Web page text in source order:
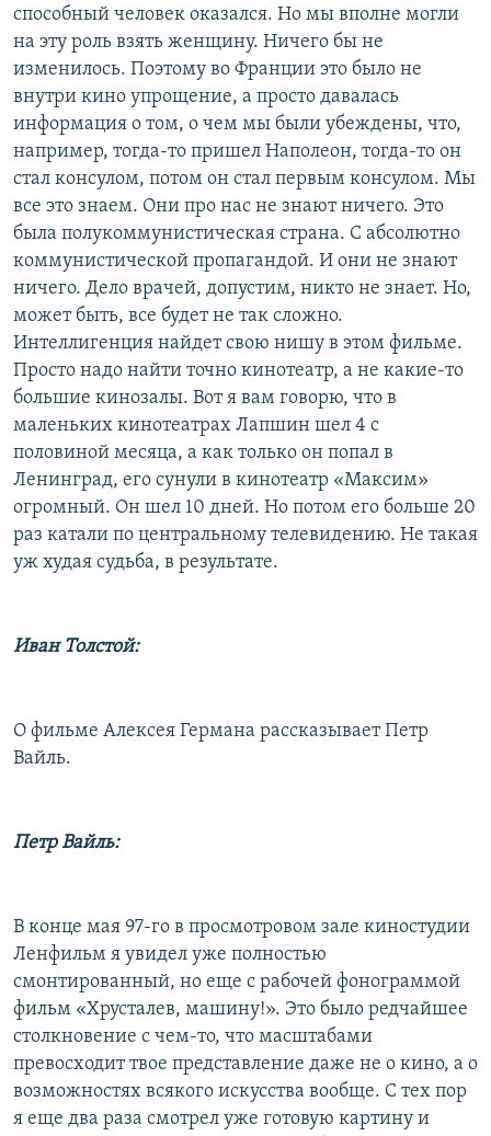
способный человек оказался. Но мы вполне могли
на эту роль взять женщину. Ничего бы не
изменилось. Поэтому во Франции это было не
внутри кино упрощение, а просто давалась
информация о том, о чем мы были убеждены, что,
например, тогда-то пришел Наполеон, тогда-то он
стал консулом, потом он стал первым консулом. Мы
все это знаем. Они про нас не знают ничего. Это
была полукоммунистическая страна. С абсолютно
коммунистической пропагандой. И они не знают
ничего. Дело врачей, допустим, никто не знает. Но,
может быть, все будет не так сложно.
Интеллигенция найдет свою нишу в этом фильме.
Просто надо найти точно кинотеатр, а не какие-то
большие кинозалы. Вот я вам говорю, что в
маленьких кинотеатрах Лапшин шел 4 с
половиной месяца, а как только он попал в
Ленинград, его сунули в кинотеатр «Максим»
огромный. Он шел 10 дней. Но потом его больше 20
раз катали по центральному телевидению. Не такая
уж худая судьба, в результате.
Иван Толстой:
О фильме Алексея Германа рассказывает Петр
Вайль.
Петр Вайль:
В конце мая 97-го в просмотровом зале киностудии
Ленфильм я увидел уже полностью
смонтированный, но еще с рабочей фонограммой
фильм «Хрусталев, машину!». Это было редчайшее
столкновение с чем-то, что масштабами
превосходит твое представление даже не о кино, а о
возможностях всякого искусства вообще. С тех пор
я еще два раза смотрел уже готовую картину и